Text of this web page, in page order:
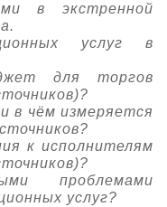
в экстренной
услуг в
для торгов
в чём измеряется
к исполнителям
проблемами
услуг?